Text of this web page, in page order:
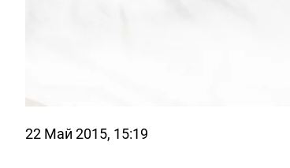
22 Май 2015, 15:19